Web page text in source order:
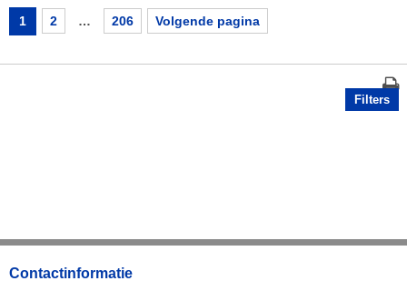
1 2 … 206 Volgende pagina
Filters
Contactinformatie